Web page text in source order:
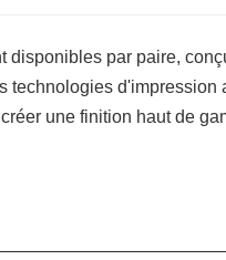
disponibles par paire,
d'impression
une finition haut de